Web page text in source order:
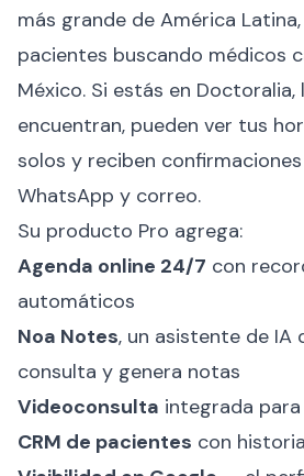
más grande de América
pacientes buscando médicos
México. Si estás en
encuentran, pueden ver tus
solos y reciben
WhatsApp y correo.
Su producto Pro agrega:
Agenda online 24/7 con
automáticos
Noa Notes, un asistente de IA
consulta y genera notas
Videoconsulta integrada
CRM de pacientes con